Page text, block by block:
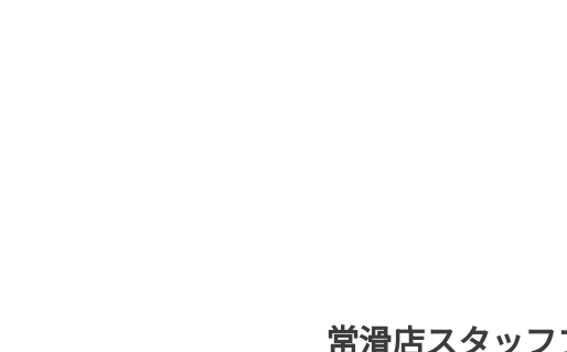
常滑店スタッ